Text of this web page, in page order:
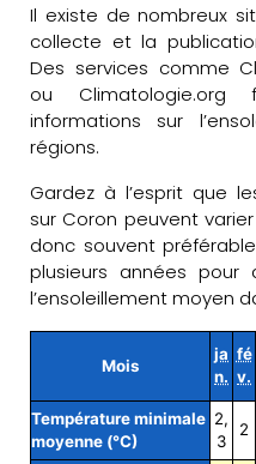
Il existe de nombreux
collecte et la
Des services comme
ou Climatologie.org
informations sur
régions.
Gardez à l’esprit que
sur Coron peuvent
donc souvent
plusieurs années
l’ensoleillement moyen
Mois
ja
n.
fé
v.
Température minimale
moyenne (°C)
2,
3
2